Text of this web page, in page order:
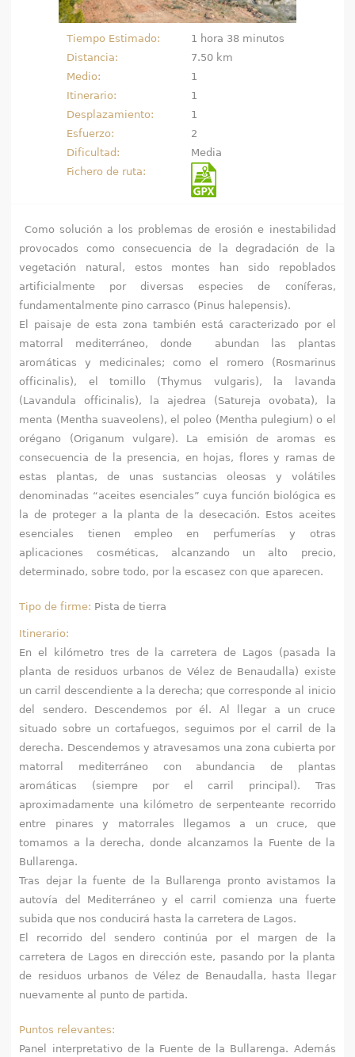
e
d
a
q
u
Tiempo Estimado:
1 hora 38 minutos
Distancia:
7.50 km
Medio:
1
Itinerario:
1
Desplazamiento:
1
Esfuerzo:
2
Dificultad:
Media
Fichero de ruta:
Como solución a los problemas de erosión e inestabilidad
provocados como consecuencia de la degradación de la
vegetación natural, estos montes han sido repoblados
artificialmente por diversas especies de coníferas,
fundamentalmente pino carrasco (Pinus halepensis).
El paisaje de esta zona también está caracterizado por el
matorral mediterráneo, donde abundan las plantas
aromáticas y medicinales; como el romero (Rosmarinus
officinalis), el tomillo (Thymus vulgaris), la lavanda
(Lavandula officinalis), la ajedrea (Satureja ovobata), la
menta (Mentha suaveolens), el poleo (Mentha pulegium) o el
orégano (Origanum vulgare). La emisión de aromas es
consecuencia de la presencia, en hojas, flores y ramas de
estas plantas, de unas sustancias oleosas y volátiles
denominadas “aceites esenciales” cuya función biológica es
la de proteger a la planta de la desecación. Estos aceites
esenciales tienen empleo en perfumerías y otras
aplicaciones cosméticas, alcanzando un alto precio,
determinado, sobre todo, por la escasez con que aparecen.
Tipo de firme: Pista de tierra
Itinerario:
En el kilómetro tres de la carretera de Lagos (pasada la
planta de residuos urbanos de Vélez de Benaudalla) existe
un carril descendiente a la derecha; que corresponde al inicio
del sendero. Descendemos por él. Al llegar a un cruce
situado sobre un cortafuegos, seguimos por el carril de la
derecha. Descendemos y atravesamos una zona cubierta por
matorral mediterráneo con abundancia de plantas
aromáticas (siempre por el carril principal). Tras
aproximadamente una kilómetro de serpenteante recorrido
entre pinares y matorrales llegamos a un cruce, que
tomamos a la derecha, donde alcanzamos la Fuente de la
Bullarenga.
Tras dejar la fuente de la Bullarenga pronto avistamos la
autovía del Mediterráneo y el carril comienza una fuerte
subida que nos conducirá hasta la carretera de Lagos.
El recorrido del sendero continúa por el margen de la
carretera de Lagos en dirección este, pasando por la planta
de residuos urbanos de Vélez de Benaudalla, hasta llegar
nuevamente al punto de partida.
Puntos relevantes:
Panel interpretativo de la Fuente de la Bullarenga. Además